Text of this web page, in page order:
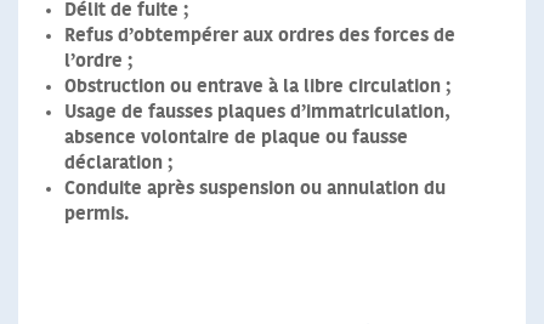
Délit de fuite ;
Refus d’obtempérer aux ordres des forces de
l’ordre ;
Obstruction ou entrave à la libre circulation ;
Usage de fausses plaques d’immatriculation,
absence volontaire de plaque ou fausse
déclaration ;
Conduite après suspension ou annulation du
permis.